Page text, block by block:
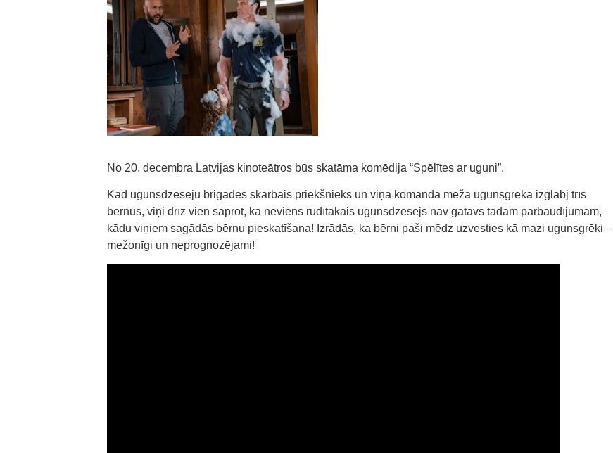
No 20. decembra Latvijas kinoteātros būs skatāma komēdija “Spēlītes ar uguni”.
Kad ugunsdzēsēju brigādes skarbais priekšnieks un viņa komanda meža ugunsgrēkā izglābj trīs
bērnus, viņi drīz vien saprot, ka neviens rūdītākais ugunsdzēsējs nav gatavs tādam pārbaudījumam,
kādu viņiem sagādās bērnu pieskatīšana! Izrādās, ka bērni paši mēdz uzvesties kā mazi ugunsgrēki –
mežonīgi un neprognozējami!